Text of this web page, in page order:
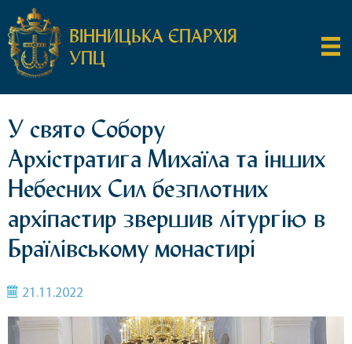
ВІННИЦЬКА ЄПАРХІЯ
УПЦ
У свято Собору
Архістратига Михаїла та інших
Небесних Сил безплотних
архіпастир звершив літургію в
Браїлівському монастирі
21.11.2022